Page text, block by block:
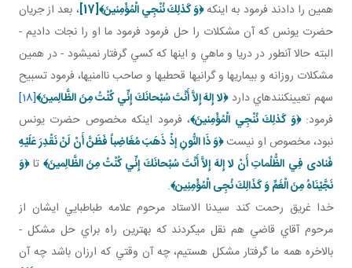
همين را دادند فرمود به اينکه﴿وَ كَذلِكَ نُنْجِي الْمُؤْمِنينَ﴾[17]
، بعد از جريان
حضرت يونس که آن مشکلات را حل فرمود فرمود ما او را نجات داديم -
البته حالا آن طور در دريا و ماهي و اينها که کسي گرفتار نمي شود - در همين
مشکلات روزانه و بيماري ها و گراني ها قحطي ها و صاحب ناامني ها، فرمود تسبيح
سهم تعيين کننده اي دارد﴿لا إِلهَ إِلاَّ أَنْتَ سُبْحانَكَ إِنِّي كُنْتُ مِنَ الظَّالِمينَ﴾[18]
فرمود:﴿وَ كَذلِكَ نُنْجِي الْمُؤْمِنينَ﴾، فرمود اينکه مخصوص حضرت يونس
نبود، مخصوص او نيست﴿وَ ذَا النُّونِ إذْ ذَهَبَ مُغَاضِباً فَظَنَّ أَنْ لَنْ نَقْدِرَ عَلَيْهِ
فَنادى‏ فِي الظُّلُماتِ أَنْ لا إِلهَ إِلاَّ أَنْتَ سُبْحانَكَ إِنِّي كُنْتُ مِنَ الظَّالِمينَ﴾ تا﴿وَ
نَجَّيْنَاهُ مِنَ الْغَمِّ وَ كَذَالِكَ نُجِى الْمُؤْمِنِين‏﴾.
خدا غريق رحمت کند سيدنا الاستاد مرحوم علامه طباطبايي ايشان از
مرحوم آقاي قاضي هم نقل مي کردند که بهترين راه براي حل مشکل -
بالاخره همه ما گرفتار مشکل هستيم، چه آن وقتي که ارزان باشد چه آن